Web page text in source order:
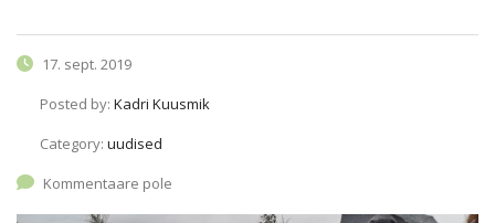
17. sept. 2019
Posted by: Kadri Kuusmik
Category: uudised
Kommentaare pole